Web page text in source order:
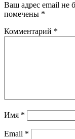
Ваш адрес email не
помечены *
Комментарий *
Имя *
Email *